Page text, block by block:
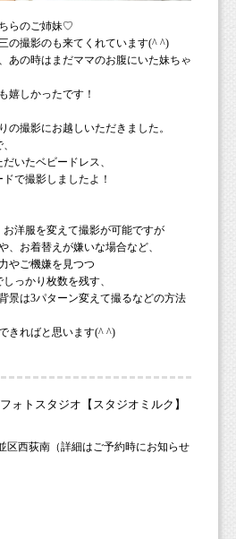
らのご姉妹♡
の撮影のも来てくれています(^ ^)
あの時はまだママのお腹にいた妹ちゃ
嬉しかったです！
の撮影にお越しいただきました。
いたベビードレス、
で撮影しましたよ！
洋服を変えて撮影が可能ですが
、お着替えが嫌いな場合など、
やご機嫌を見つつ
っかり枚数を残す、
景は3パターン変えて撮るなどの方法
きればと思います(^ ^)
ォトスタジオ【スタジオミルク】
区西荻南（詳細はご予約時にお知らせ